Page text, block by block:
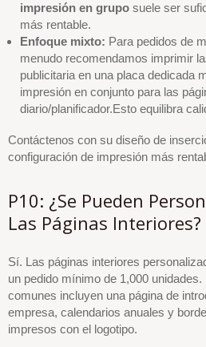
impresión en grupo suele ser
más rentable.
Enfoque mixto: Para pedidos de
menudo recomendamos imprimir
publicitaria en una placa dedicada
impresión en conjunto para las
diario/planificador.Esto equilibra
Contáctenos con su diseño de
configuración de impresión más
P10: ¿Se Pueden
Las Páginas Interiores?
Sí. Las páginas interiores
un pedido mínimo de 1,000
comunes incluyen una página de
empresa, calendarios anuales y
impresos con el logotipo.